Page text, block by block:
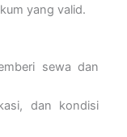
yang valid.
sewa dan
dan kondisi